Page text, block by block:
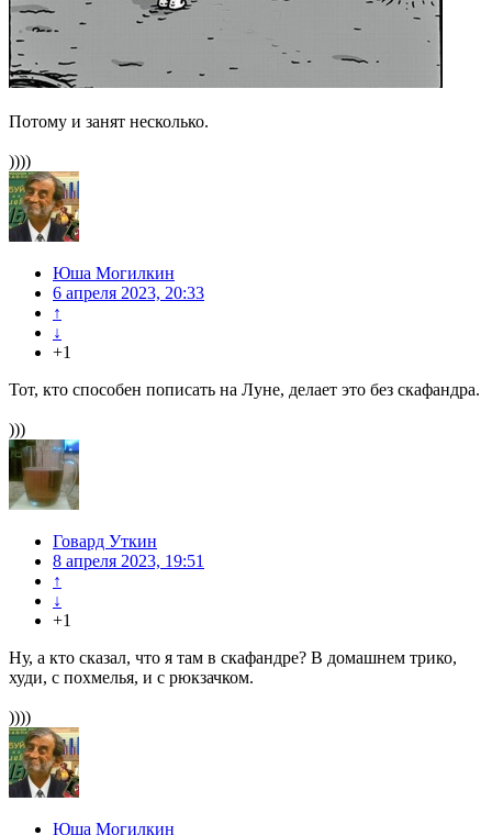
Потому и занят несколько.
))))
Юша Могилкин
6 апреля 2023, 20:33
↑
↓
+1
Тот, кто способен пописать на Луне, делает это без скафандра.
)))
Говард Уткин
8 апреля 2023, 19:51
↑
↓
+1
Ну, а кто сказал, что я там в скафандре? В домашнем трико,
худи, с похмелья, и с рюкзачком.
))))
Юша Могилкин